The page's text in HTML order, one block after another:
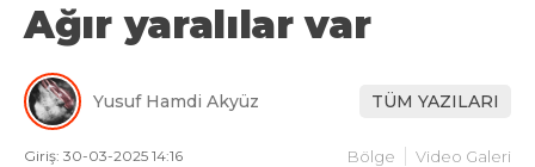
BÖLGE
GÜNDEM
SPOR
Ağır yaralılar var
Yusuf Hamdi Akyüz TÜM YAZILARI
Giriş: 30-03-2025 14:16
Bölge Video Galeri